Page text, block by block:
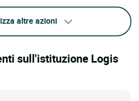
altre azioni
sull'istituzione Logis